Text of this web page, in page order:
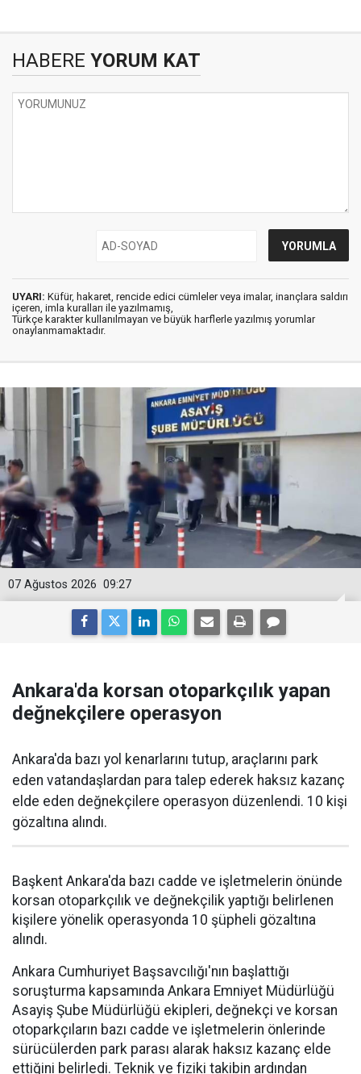
HABERE YORUM KAT
UYARI: Küfür, hakaret, rencide edici cümleler veya imalar, inançlara saldırı
içeren, imla kuralları ile yazılmamış,
Türkçe karakter kullanılmayan ve büyük harflerle yazılmış yorumlar
onaylanmamaktadır.
09:27
07 Ağustos 2026
Ankara'da korsan otoparkçılık yapan
değnekçilere operasyon
Ankara'da bazı yol kenarlarını tutup, araçlarını park
eden vatandaşlardan para talep ederek haksız kazanç
elde eden değnekçilere operasyon düzenlendi. 10 kişi
gözaltına alındı.
Başkent Ankara'da bazı cadde ve işletmelerin önünde
korsan otoparkçılık ve değnekçilik yaptığı belirlenen
kişilere yönelik operasyonda 10 şüpheli gözaltına
alındı.
Ankara Cumhuriyet Başsavcılığı'nın başlattığı
soruşturma kapsamında Ankara Emniyet Müdürlüğü
Asayiş Şube Müdürlüğü ekipleri, değnekçi ve korsan
otoparkçıların bazı cadde ve işletmelerin önlerinde
sürücülerden park parası alarak haksız kazanç elde
ettiğini belirledi. Teknik ve fiziki takibin ardından